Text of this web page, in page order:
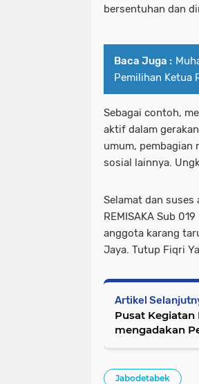
bersentuhan dan
Baca Juga :
Pemilihan Ketua
Sebagai contoh,
aktif dalam
umum, pembagian
sosial lainnya.
Selamat dan
REMISAKA Sub
anggota karang
Jaya. Tutup Fiqri
Artikel
Pusat Kegiatan
mengadakan
Jabodetabek